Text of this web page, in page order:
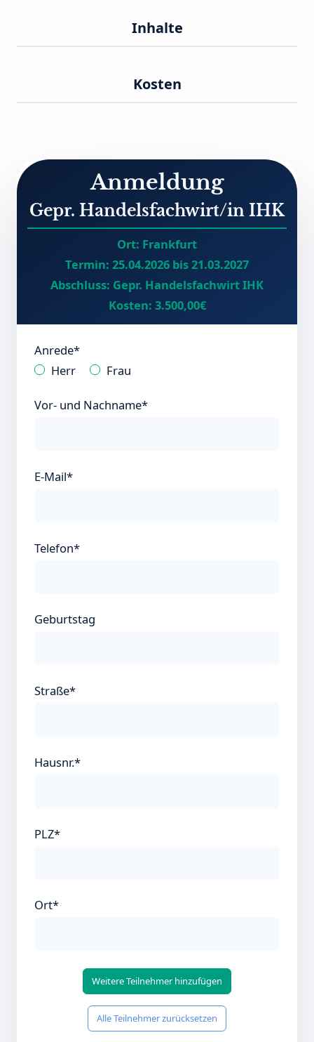
Inhalte
Kosten
Anmeldung
Gepr. Handelsfachwirt/in IHK
Ort: Frankfurt
Termin: 25.04.2026 bis 21.03.2027
Abschluss: Gepr. Handelsfachwirt IHK
Kosten: 3.500,00€
Anrede*
Herr
Frau
Vor- und Nachname*
E-Mail*
Telefon*
Geburtstag
Straße*
Hausnr.*
PLZ*
Ort*